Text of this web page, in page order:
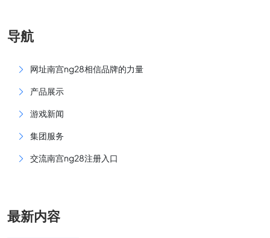
导航
网址南宫ng28相信品牌的力量
产品展示
游戏新闻
集团服务
交流南宫ng28注册入口
最新内容